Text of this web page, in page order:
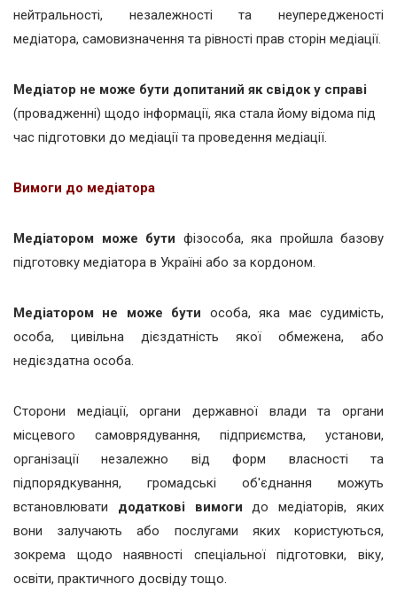
нейтральності, незалежності та неупередженості
медіатора, самовизначення та рівності прав сторін медіації.
Медіатор не може бути допитаний як свідок у справі
(провадженні) щодо інформації, яка стала йому відома під
час підготовки до медіації та проведення медіації.
Вимоги до медіатора
Медіатором може бути фізособа, яка пройшла базову
підготовку медіатора в Україні або за кордоном.
Медіатором не може бути особа, яка має судимість,
особа, цивільна дієздатність якої обмежена, або
недієздатна особа.
Сторони медіації, органи державної влади та органи
місцевого самоврядування, підприємства, установи,
організації незалежно від форм власності та
підпорядкування, громадські об'єднання можуть
встановлювати додаткові вимоги до медіаторів, яких
вони залучають або послугами яких користуються,
зокрема щодо наявності спеціальної підготовки, віку,
освіти, практичного досвіду тощо.